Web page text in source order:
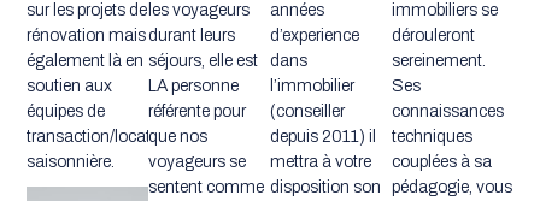
sur les projets de
rénovation mais
également là en
soutien aux
équipes de
transaction/location
saisonnière.
les voyageurs
durant leurs
séjours, elle est
LA personne
référente pour
que nos
voyageurs se
sentent comme
années
d’experience
dans
l’immobilier
(conseiller
depuis 2011) il
mettra à votre
disposition son
immobiliers se
dérouleront
sereinement.
Ses
connaissances
techniques
couplées à sa
pédagogie, vous